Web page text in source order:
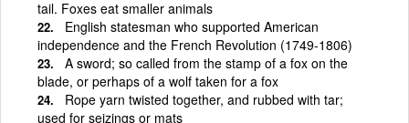
tail. Foxes eat smaller animals
English statesman who supported American
independence and the French Revolution (1749-1806)
A sword; so called from the stamp of a fox on the
blade, or perhaps of a wolf taken for a fox
Rope yarn twisted together, and rubbed with tar;
used for seizings or mats